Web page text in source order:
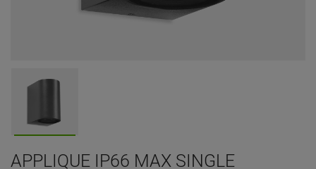
APPLIQUE IP66 MAX SINGLE